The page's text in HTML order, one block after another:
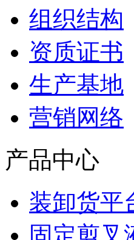
组织结构
资质证书
生产基地
营销网络
产品中心
装卸货平